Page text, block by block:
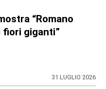
“Romano
fiori giganti”
31 LUGLIO 2026